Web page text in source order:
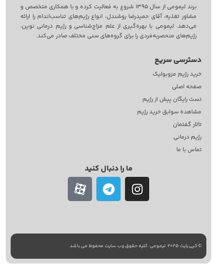
برند لیمومی از سال 1395 شروع به فعالیت کرده و با همکاری متخصص و
مشاور تغذیه، آقای حمیدرضا روشندل، انواع رژیم‌های تناسب‌اندام را ارائه
می‌دهد. لیمومی با بهره‌گیری از علم مزاج‌‌شناسی و رژیم درمانی نوین،
رژیم‌های منحصربه‌فردی را برای گروه‌های سنی مختلف صادر می‌کند.
دسترسی سریع
خرید رژیم مزوبولیک
صفحه اصلی
تست رایگان پیش از رژیم
مشاهده سوابق خرید رژیم
تالار گفتمان
رژیم درمانی
تماس با ما
ما را دنبال کنید
© کپی‌رایت 2025 لیمومی. کلیه حقوق وب سایت محفوظ می باشد.